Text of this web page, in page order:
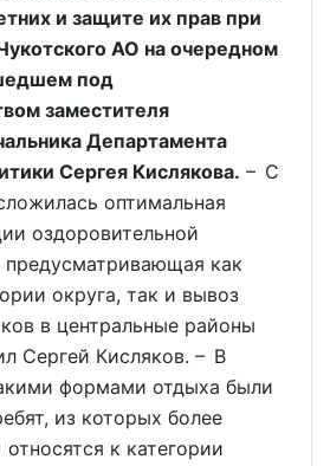
и защите их прав при
АО на очередном
под
заместителя
Департамента
Сергея Кислякова. – С
оптимальная
оздоровительной
предусматривающая как
округа, так и вывоз
в центральные районы
Сергей Кисляков. – В
формами отдыха были
из которых более
к категории